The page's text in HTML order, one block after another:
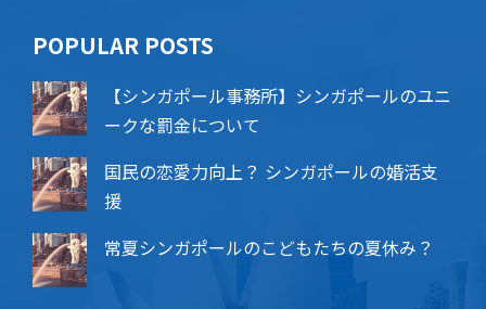
POPU​​LAR POSTS
【シンガポール事務所】シンガポールのユニ
ークな罰金について
国民の恋愛力向上？ シンガポールの婚活支
援
常夏シンガポールのこどもたちの夏休み？